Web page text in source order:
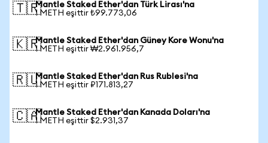
🇹🇷Mantle Staked Ether'dan Türk Lirası'na
1 METH eşittir ₺99.773,06
🇰🇷Mantle Staked Ether'dan Güney Kore Wonu'na
1 METH eşittir ₩2.961.956,7
🇷🇺Mantle Staked Ether'dan Rus Rublesi'na
1 METH eşittir ₽171.813,27
🇨🇦Mantle Staked Ether'dan Kanada Doları'na
1 METH eşittir $2.931,37